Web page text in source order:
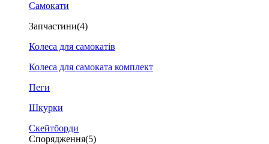
Самокати
Запчастини(4)
Колеса для самокатів
Колеса для самоката комплект
Пеги
Шкурки
Скейтборди
Спорядження(5)